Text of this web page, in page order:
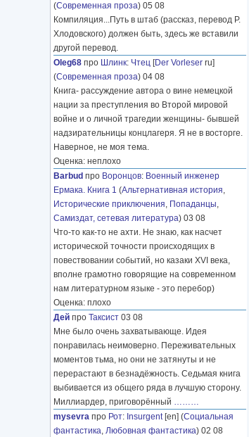
(Современная проза) 05 08
Компиляция...Путь в штаб (рассказ, перевод Р.
Хлодовского) должен быть, здесь же вставили
другой перевод.
Oleg68 про Шлинк: Чтец [Der Vorleser ru]
(Современная проза) 04 08
Книга- рассуждение автора о вине немецкой
нации за преступления во Второй мировой
войне и о личной трагедии женщины- бывшей
надзирательницы концлагеря. Я не в восторге.
Наверное, не моя тема.
Оценка: неплохо
Barbud про Воронцов: Военный инженер
Ермака. Книга 1 (Альтернативная история,
Исторические приключения, Попаданцы,
Самиздат, сетевая литература) 03 08
Что-то как-то не ахти. Не знаю, как насчет
исторической точности происходящих в
повествовании событий, но казаки XVI века,
вполне грамотно говорящие на современном
нам литературном языке - это перебор)
Оценка: плохо
Дей про Таксист 03 08
Мне было очень захватывающе. Идея
понравилась неимоверно. Переживательных
моментов тьма, но они не затянуты и не
перерастают в безнадёжность. Седьмая книга
выбивается из общего ряда в лучшую сторону.
Миллиардер, приговорённый ………
mysevra про Рот: Insurgent[en] (Социальная
фантастика, Любовная фантастика) 02 08